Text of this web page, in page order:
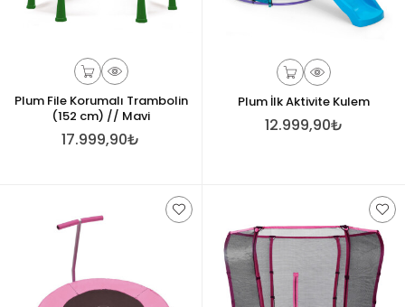
Plum File Korumalı Trambolin
(152 cm) // Mavi
17.999,90₺
Plum İlk Aktivite Kulem
12.999,90₺